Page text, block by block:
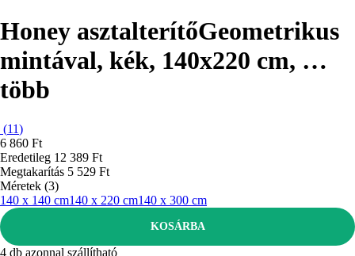
Honey asztalterítőGeometrikus
mintával, kék, 140x220 cm, …
több
(11)
6 860 Ft
Eredetileg 12 389 Ft
Megtakarítás 5 529 Ft
Méretek (3)
140 x 140 cm140 x 220 cm140 x 300 cm
KOSÁRBA
4 db azonnal szállítható